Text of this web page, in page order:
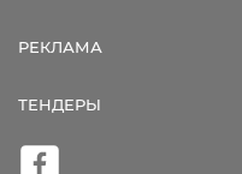
РЕКЛАМА
ТЕНДЕРЫ